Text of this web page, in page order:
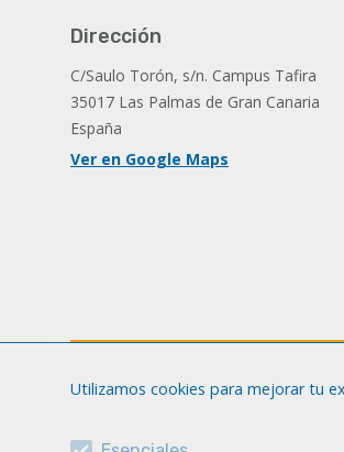
Dirección
C/Saulo Torón, s/n. Campus Tafira
35017 Las Palmas de Gran Canaria
España
Ver en Google Maps
Utilizamos cookies para mejorar tu